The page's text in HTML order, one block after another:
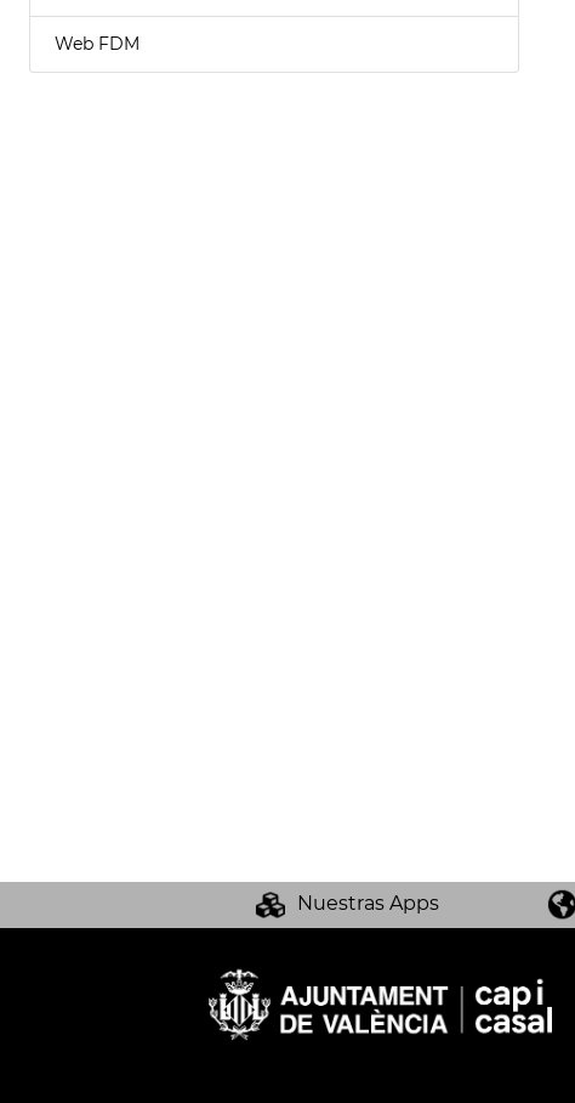
Web FDM
Nuestras Apps